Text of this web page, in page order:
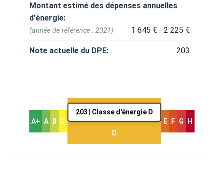
Montant estimé des dépenses annuelles
d'énergie:
1 645 € - 2 225 €
(année de référence : 2021)
Note actuelle du DPE: 203
A+ A B C
203 | Classe d'énergie D
D
E F G H